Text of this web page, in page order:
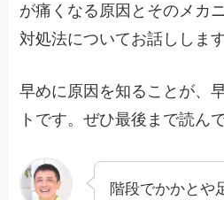
が痛くなる原因とそのメカ
対処法についてお話しします
早めに原因を知ることが、
トです。ぜひ最後まで読ん
階段でかかとや